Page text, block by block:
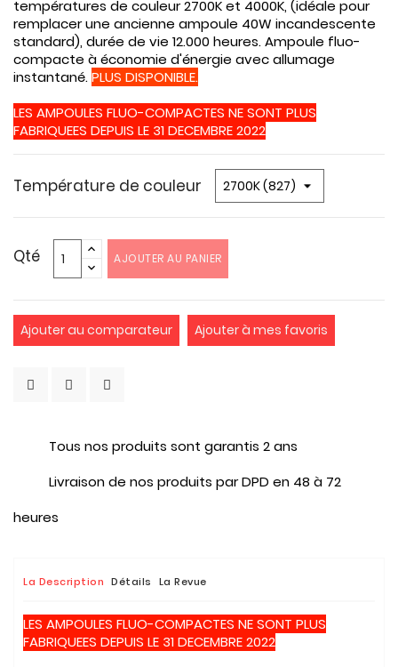
températures de couleur 2700K et 4000K, (idéale pour
remplacer une ancienne ampoule 40W incandescente
standard), durée de vie 12.000 heures. Ampoule fluo-
compacte à économie d'énergie avec allumage
instantané.PLUS DISPONIBLE.
LES AMPOULES FLUO-COMPACTES NE SONT PLUS
FABRIQUEES DEPUIS LE 31 DECEMBRE 2022
Température de couleur
Qté AJOUTER AU PANIER
Ajouter au comparateur Ajouter à mes favoris
Tous nos produits sont garantis 2 ans
Livraison de nos produits par DPD en 48 à 72
heures
La Description Détails La Revue
LES AMPOULES FLUO-COMPACTES NE SONT PLUS
FABRIQUEES DEPUIS LE 31 DECEMBRE 2022